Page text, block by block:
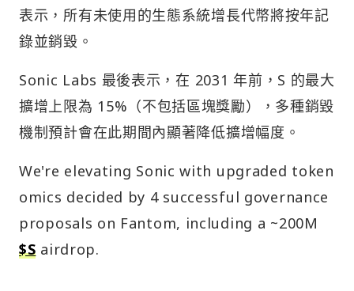
表示，所有未使用的生態系統增長代幣將按年記
錄並銷毀。
Sonic Labs 最後表示，在 2031 年前，S 的最大
擴增上限為 15%（不包括區塊獎勵），多種銷毀
機制預計會在此期間內顯著降低擴增幅度。
We're elevating Sonic with upgraded token
omics decided by 4 successful governance
proposals on Fantom, including a ~200M
$S airdrop.